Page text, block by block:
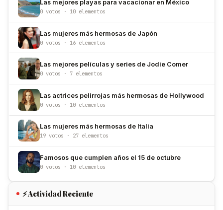
Las mejores playas para vacacionar en México
0 votos · 10 elementos
Las mujeres más hermosas de Japón
0 votos · 16 elementos
Las mejores películas y series de Jodie Comer
0 votos · 7 elementos
Las actrices pelirrojas más hermosas de Hollywood
0 votos · 10 elementos
Las mujeres más hermosas de Italia
19 votos · 27 elementos
Famosos que cumplen años el 15 de octubre
0 votos · 10 elementos
⚡ Actividad Reciente